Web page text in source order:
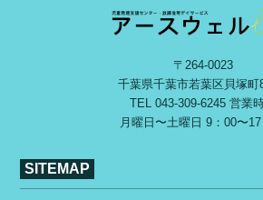
〒264-0023
千葉県千葉市若葉区⾙塚町
TEL 043-309-6245営業
⽉曜⽇〜⼟曜⽇ 9：00〜
SITEMAP